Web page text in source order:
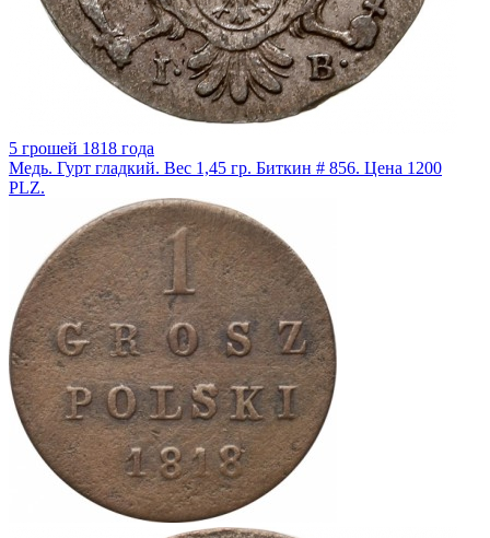
5 грошей 1818 года
Медь. Гурт гладкий. Вес 1,45 гр. Биткин # 856. Цена 1200
PLZ.